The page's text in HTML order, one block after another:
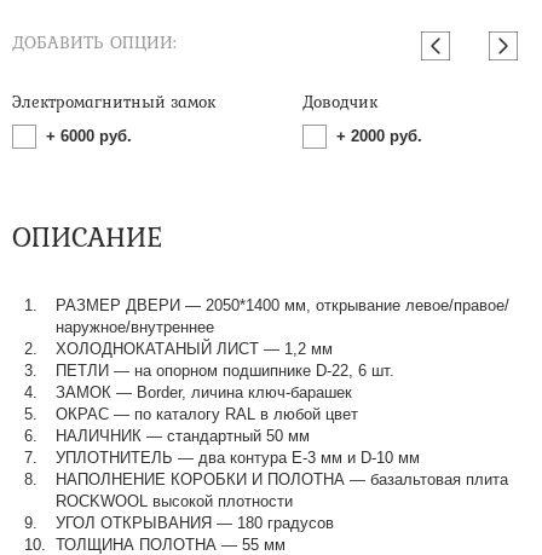
ДОБАВИТЬ ОПЦИИ:
Электромагнитный замок
+ 6000 руб.
Доводчик
+ 2000 руб.
ОПИСАНИЕ
РАЗМЕР ДВЕРИ — 2050*1400 мм, открывание левое/правое/
наружное/внутреннее
ХОЛОДНОКАТАНЫЙ ЛИСТ — 1,2 мм
ПЕТЛИ — на опорном подшипнике D-22, 6 шт.
ЗАМОК — Border, личина ключ-барашек
ОКРАС — по каталогу RAL в любой цвет​​​​​​​
НАЛИЧНИК — стандартный 50 мм
УПЛОТНИТЕЛЬ — два контура Е-3 мм и D-10 мм
НАПОЛНЕНИЕ КОРОБКИ И ПОЛОТНА — базальтовая плита
ROCKWOOL высокой плотности
УГОЛ ОТКРЫВАНИЯ — 180 градусов
ТОЛЩИНА ПОЛОТНА — 55 мм